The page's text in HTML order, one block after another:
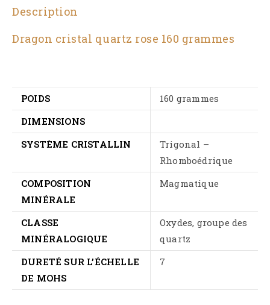
Description
Dragon cristal quartz rose 160 grammes
POIDS
160 grammes
DIMENSIONS
SYSTÈME CRISTALLIN
Trigonal –
Rhomboédrique
COMPOSITION
MINÉRALE
Magmatique
CLASSE
MINÉRALOGIQUE
Oxydes, groupe des
quartz
DURETÉ SUR L’ÉCHELLE
DE MOHS
7